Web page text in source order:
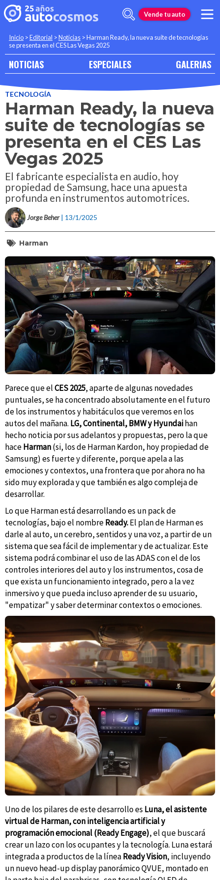
Vende tu auto
Inicio >Editorial >Noticias >Harman Ready, la nueva suite de tecnologías
se presenta en el CES Las Vegas 2025
NOTICIAS ESPECIALES GALERIAS
TECNOLOGÍA
Harman Ready, la nueva
suite de tecnologías se
presenta en el CES Las
Vegas 2025
El fabricante especialista en audio, hoy
propiedad de Samsung, hace una apuesta
profunda en instrumentos automotrices.
Jorge Beher | 13/1/2025
Harman
Parece que elCES 2025, aparte de algunas novedades
puntuales, se ha concentrado absolutamente en el futuro
de los instrumentos y habitáculos que veremos en los
autos del mañana. LG, Continental, BMW y Hyundaihan
hecho noticia por sus adelantos y propuestas, pero la que
haceHarman(si, los de Harman Kardon, hoy propiedad de
Samsung) es fuerte y diferente, porque apela a las
emociones y contextos, una frontera que por ahora no ha
sido muy explorada y que también es algo compleja de
desarrollar.
Lo que Harman está desarrollando es un pack de
tecnologías, bajo el nombreReady.El plan de Harman es
darle al auto, un cerebro, sentidos y una voz, a partir de un
sistema que sea fácil de implementar y de actualizar. Este
sistema podrá combinar el uso de las ADAS con el de los
controles interiores del auto y los instrumentos, cosa de
que exista un funcionamiento integrado, pero a la vez
inmersivo y que pueda incluso aprender de su usuario,
"empatizar" y saber determinar contextos o emociones.
Uno de los pilares de este desarrollo es Luna, el asistente
virtual de Harman, con inteligencia artificial y
programación emocional (Ready Engage), el que buscará
crear un lazo con los ocupantes y la tecnología. Luna estará
integrada a productos de la líneaReady Vision, incluyendo
un nuevo head-up display panorámico QVUE, montado en